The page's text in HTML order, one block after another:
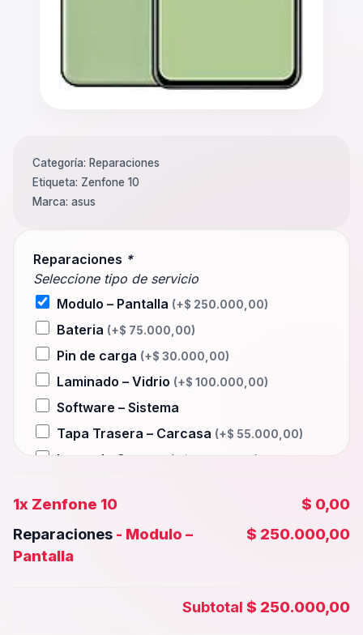
Reparaciones *
Seleccione tipo de servicio
Modulo – Pantalla (+$ 250.000,00)
Bateria (+$ 75.000,00)
Pin de carga (+$ 30.000,00)
Laminado – Vidrio (+$ 100.000,00)
Software – Sistema
Tapa Trasera – Carcasa (+$ 55.000,00)
Lente de Camara
Wifi – Señal – Antena
Camara Trasera(+$ 60.000,00)
Camara frontal, Selfie – Face id
Microfono – Sensor(+$30.000,00)
1x Zenfone 10
$ 0,00
Reparaciones - Modulo –
Pantalla
$ 250.000,00
Subtotal $ 250.000,00
Categoría: Reparaciones
Etiqueta: Zenfone 10
Marca: asus